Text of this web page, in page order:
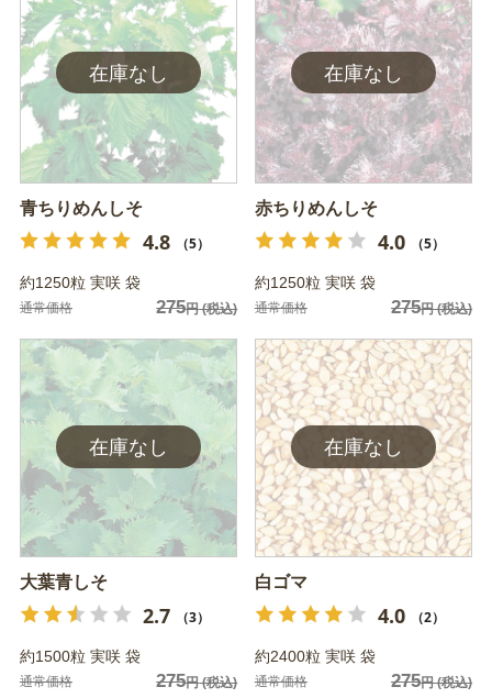
青ちりめんしそ
4.8 （5）
約1250粒 実咲 袋
通常価格 275円(税込)
赤ちりめんしそ
4.0 （5）
約1250粒 実咲 袋
通常価格 275円(税込)
大葉青しそ
2.7 （3）
約1500粒 実咲 袋
通常価格 275円(税込)
白ゴマ
4.0 （2）
約2400粒 実咲 袋
通常価格 275円(税込)